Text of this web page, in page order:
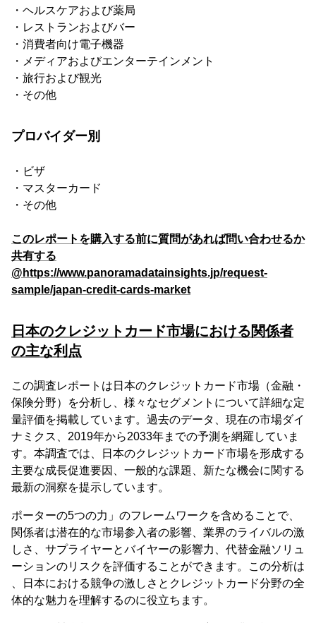
・ヘルスケアおよび薬局
・レストランおよびバー
・消費者向け電子機器
・メディアおよびエンターテインメント
・旅行および観光
・その他
プロバイダー別
・ビザ
・マスターカード
・その他
このレポートを購入する前に質問があれば問い合わせるか
共有する
@https://www.panoramadatainsights.jp/request-
sample/japan-credit-cards-market
日本のクレジットカード市場における関係者
の主な利点
この調査レポートは日本のクレジットカード市場（金融・
保険分野）を分析し、様々なセグメントについて詳細な定
量評価を掲載しています。過去のデータ、現在の市場ダイ
ナミクス、2019年から2033年までの予測を網羅していま
す。本調査では、日本のクレジットカード市場を形成する
主要な成長促進要因、一般的な課題、新たな機会に関する
最新の洞察を提示しています。
ポーターの5つの力」のフレームワークを含めることで、
関係者は潜在的な市場参入者の影響、業界のライバルの激
しさ、サプライヤーとバイヤーの影響力、代替金融ソリュ
ーションのリスクを評価することができます。この分析は
、日本における競争の激しさとクレジットカード分野の全
体的な魅力を理解するのに役立ちます。